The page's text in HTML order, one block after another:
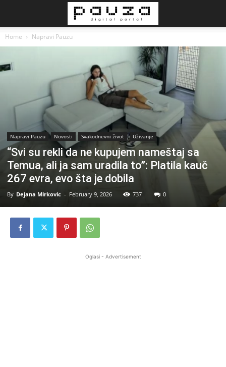
Home Napravi Pauzu
Napravi Pauzu Novosti Svakodnevni život Uživanje
“Svi su rekli da ne kupujem nameštaj sa
Temua, ali ja sam uradila to”: Platila kauč
267 evra, evo šta je dobila
By Dejana Mirkovic - February 9, 2026 737 0
Oglasi - Advertisement